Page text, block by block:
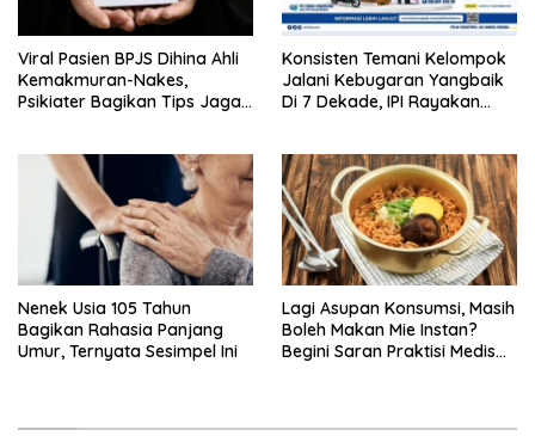
Viral Pasien BPJS Dihina Ahli
Kemakmuran-Nakes,
Psikiater Bagikan Tips Jaga
Konsisten Temani Kelompok
Jalani Kebugaran Yangbaik
Di 7 Dekade, IPI Rayakan
Nenek Usia 105 Tahun
Bagikan Rahasia Panjang
Umur, Ternyata Sesimpel Ini
Lagi Asupan Konsumsi, Masih
Boleh Makan Mie Instan?
Begini Saran Praktisi Medis